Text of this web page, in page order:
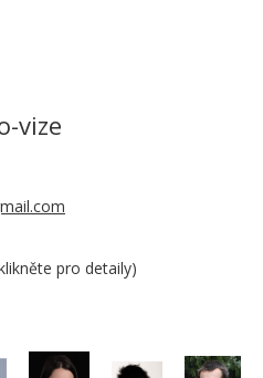
vize
pro detaily)